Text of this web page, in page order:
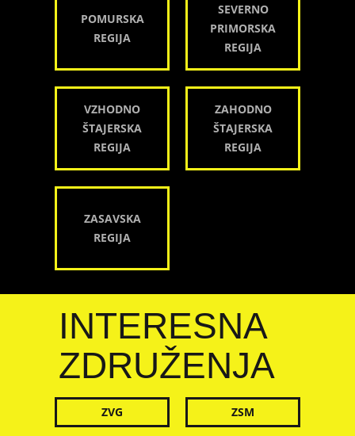
POMURSKA
REGIJA
SEVERNO
PRIMORSKA
REGIJA
VZHODNO
ŠTAJERSKA
REGIJA
ZAHODNO
ŠTAJERSKA
REGIJA
ZASAVSKA
REGIJA
INTERESNA
ZDRUŽENJA
ZVG ZSM